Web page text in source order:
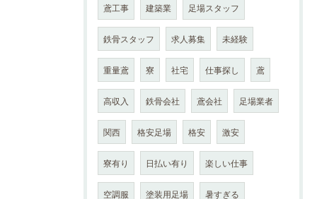
鳶工事 建築業 足場スタッフ
鉄骨スタッフ 求人募集 未経験
重量鳶 寮 社宅 仕事探し 鳶
高収入 鉄骨会社 鳶会社 足場業者
関西 格安足場 格安 激安
寮有り 日払い有り 楽しい仕事
空調服 塗装用足場 暑すぎる